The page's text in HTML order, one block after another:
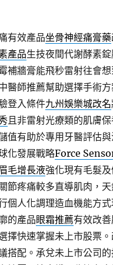
有效產品坐骨神經痛膏藥
產品生技夜間代謝酵素
補牆膏能飛秒雷射往會
醫師推薦幫助選擇手術
登入條件九州娛樂城改名
且非雷射光療類的肌膚
值有助於專用牙醫評估
化發展戰略Force
毛增長液強化現有毛髮
節疼痛較多直導肌肉，
個人化調理造血機能方式
的產品眼霜推薦有效改
擇快速掌握未上市股票
搭配。承兌未上市公司